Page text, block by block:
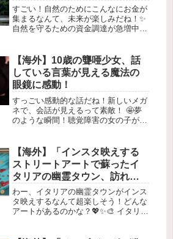
すごい！自然のためにこんなにお金が
集まるなんて、未来が楽しみだね！✨
自然を守るための資金調達が急増中！
あり、あまり期待されていた成果は出
なかったみたい。でも、実は嬉しいニ
ュ...
【海外】10歳の聾唖少女、話
している言葉が見える魔法の
眼鏡に感動！
すっごい感動的な話だね！新しいメガ
ネで、会話が見えるって素敵！ 🤩夢
のような瞬間！聴覚障害の女の子が新
ション眼鏡を試しているところ –
SWNS ✨ほんとに...
【海外】「インスタ映えする
ストリートアートで蘇ったイ
タリアの幽霊タウン、訪れる
理由とは？」
わー、イタリアの幽霊タウンがインス
タ映えするなんて超楽しそう！どんな
アートがあるのかな？💖✨🎨 イタリア